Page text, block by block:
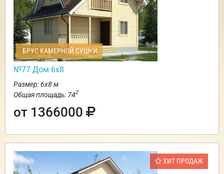
БРУС КАМЕРНОЙ СУШКИ
№77 Дом 6х8
Размер: 6х8 м
Общая площадь: 742
от 1366000
ХИТ ПРОДАЖ